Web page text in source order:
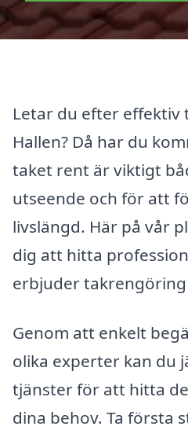
Letar du efter effektiv
Hallen? Då har du
taket rent är viktigt
utseende och för att
livslängd. Här på vår
dig att hitta
erbjuder
Genom att enkelt
olika experter kan du
tjänster för att hitta
dina behov. Ta första